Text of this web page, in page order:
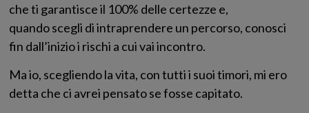
che ti garantisce il 100% delle certezze e,
quando scegli di intraprendere un percorso, conosci
fin dall’inizio i rischi a cui vai incontro.
Ma io, scegliendo la vita, con tutti i suoi timori, mi ero
detta che ci avrei pensato se fosse capitato.